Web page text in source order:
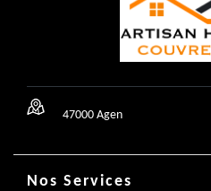
47000 Agen
Nos Services